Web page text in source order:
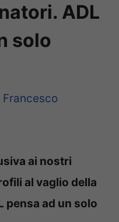
ADL
solo
Francesco
ai nostri
al vaglio della
pensa ad un solo